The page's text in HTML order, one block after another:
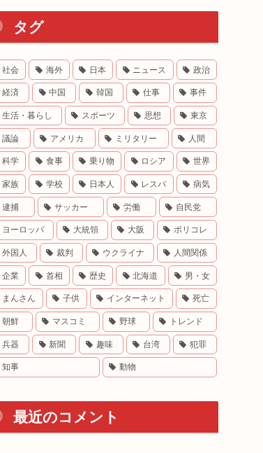
タグ
社会 海外 日本 ニュース 政治
経済 中国 韓国 仕事 事件
生活・暮らし スポーツ 思想 東京
議論 アメリカ ミリタリー 人間
科学 食事 乗り物 ロシア 世界
家族 学校 日本人 レスバ 病気
逮捕 サッカー 労働 自民党
ヨーロッパ 大統領 大阪 ポリコレ
外国人 裁判 ウクライナ 人間関係
企業 首相 歴史 北海道 男・女
まんさん 子供 インターネット 死亡
朝鮮 マスコミ 野球 トレンド
兵器 新聞 趣味 台湾 犯罪
知事 動物
最近のコメント